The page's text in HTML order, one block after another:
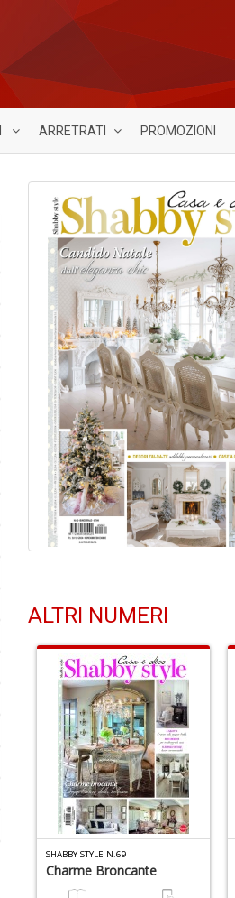
ARRETRATI PROMOZIONI
ALTRI NUMERI
SHABBY STYLE N.69
Charme Broncante